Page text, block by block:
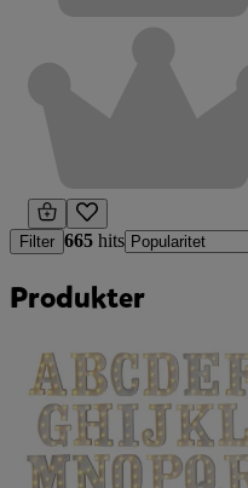
Filter 665 hits
Produkter